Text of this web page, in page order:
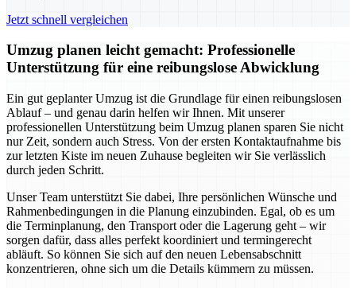
Jetzt schnell vergleichen
Umzug planen leicht gemacht: Professionelle
Unterstützung für eine reibungslose Abwicklung
Ein gut geplanter Umzug ist die Grundlage für einen reibungslosen
Ablauf – und genau darin helfen wir Ihnen. Mit unserer
professionellen Unterstützung beim Umzug planen sparen Sie nicht
nur Zeit, sondern auch Stress. Von der ersten Kontaktaufnahme bis
zur letzten Kiste im neuen Zuhause begleiten wir Sie verlässlich
durch jeden Schritt.
Unser Team unterstützt Sie dabei, Ihre persönlichen Wünsche und
Rahmenbedingungen in die Planung einzubinden. Egal, ob es um
die Terminplanung, den Transport oder die Lagerung geht – wir
sorgen dafür, dass alles perfekt koordiniert und termingerecht
abläuft. So können Sie sich auf den neuen Lebensabschnitt
konzentrieren, ohne sich um die Details kümmern zu müssen.